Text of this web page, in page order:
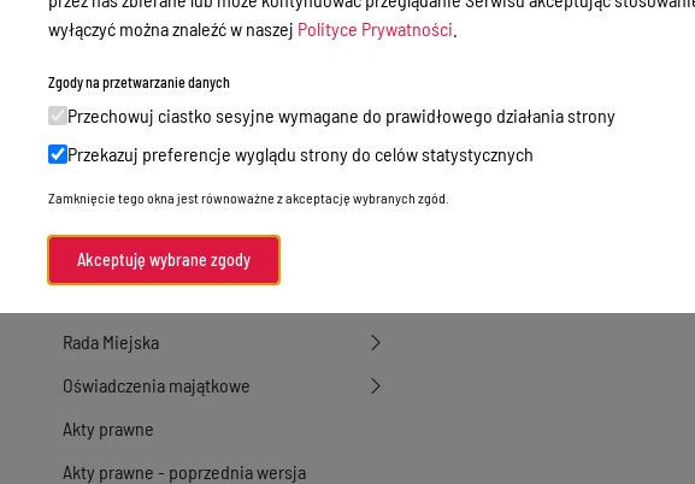
Przetargi
Ogłoszenia
Petycje
Nabór
Dyżury Aptek w Powiecie Ostródzkim
Komunikacja publiczna
Rada Miejska
Oświadczenia majątkowe
Akty prawne
Akty prawne - poprzednia wersja
wyłączyć można znaleźć w naszej Polityce Prywatności
Zgody na przetwarzanie danych
Przechowuj ciastko sesyjne wymagane do prawidłowego działania strony
Przekazuj preferencje wyglądu strony do celów statystycznych
Zamknięcie tego okna jest równoważne z akceptację wybranych zgód.
Akceptuję wybrane zgody